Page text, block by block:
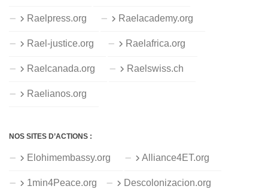
Raelpress.org Raelacademy.org
Rael-justice.org Raelafrica.org
Raelcanada.org Raelswiss.ch
Raelianos.org
NOS SITES D’ACTIONS :
Elohimembassy.org Alliance4ET.org
1min4Peace.org Descolonizacion.org